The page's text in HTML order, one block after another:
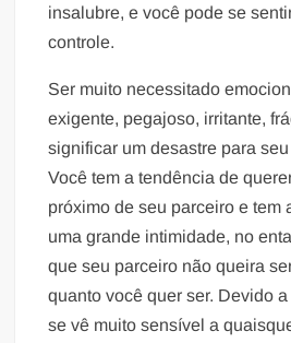
insalubre, e você pode se
controle.
Ser muito necessitado
exigente, pegajoso, irritante,
significar um desastre para
Você tem a tendência de
próximo de seu parceiro e tem
uma grande intimidade, no
que seu parceiro não queira
quanto você quer ser. Devido
se vê muito sensível a